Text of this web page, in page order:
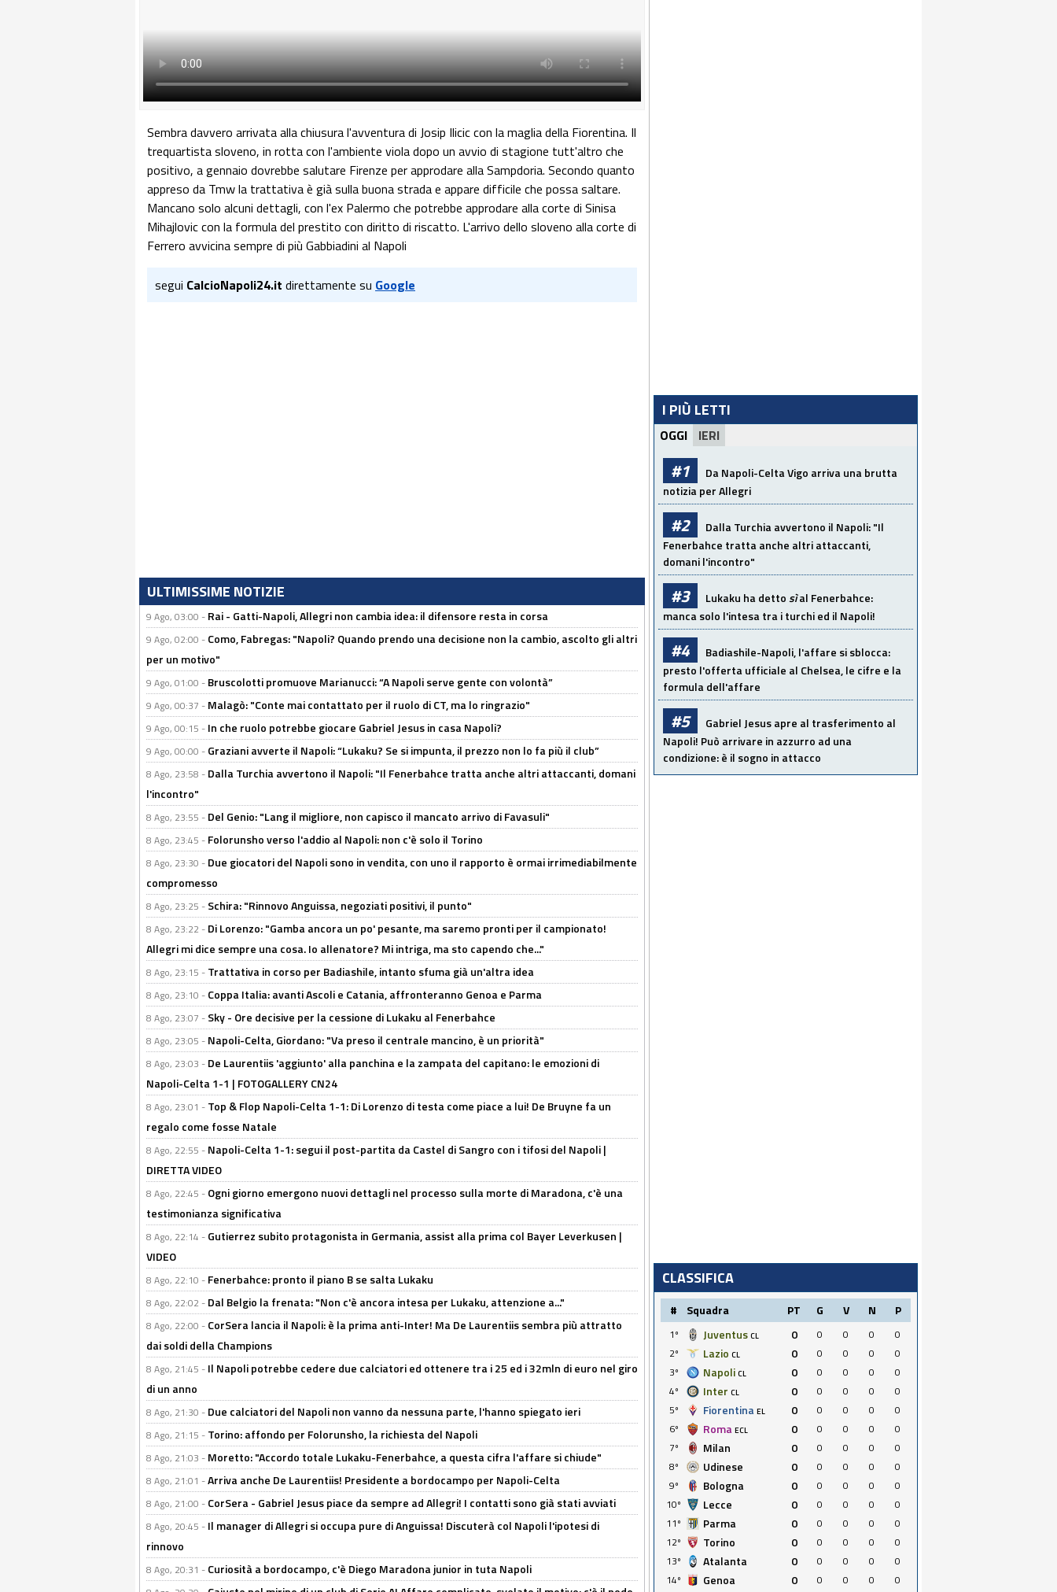
Sembra davvero arrivata alla chiusura l'avventura di Josip Ilicic con la maglia della Fiorentina. Il
trequartista sloveno, in rotta con l'ambiente viola dopo un avvio di stagione tutt'altro che
positivo, a gennaio dovrebbe salutare Firenze per approdare alla Sampdoria. Secondo quanto
appreso da Tmw la trattativa è già sulla buona strada e appare difficile che possa saltare.
Mancano solo alcuni dettagli, con l'ex Palermo che potrebbe approdare alla corte di Sinisa
Mihajlovic con la formula del prestito con diritto di riscatto. L'arrivo dello sloveno alla corte di
Ferrero avvicina sempre di più Gabbiadini al Napoli
segui CalcioNapoli24.it direttamente su Google
ULTIMISSIME NOTIZIE
9 Ago, 03:00 - Rai - Gatti-Napoli, Allegri non cambia idea: il difensore resta in corsa
9 Ago, 02:00 - Como, Fabregas: "Napoli? Quando prendo una decisione non la cambio, ascolto gli altri
per un motivo"
9 Ago, 01:00 - Bruscolotti promuove Marianucci: “A Napoli serve gente con volontà”
9 Ago, 00:37 - Malagò: "Conte mai contattato per il ruolo di CT, ma lo ringrazio"
9 Ago, 00:15 - In che ruolo potrebbe giocare Gabriel Jesus in casa Napoli?
9 Ago, 00:00 - Graziani avverte il Napoli: “Lukaku? Se si impunta, il prezzo non lo fa più il club”
8 Ago, 23:58 - Dalla Turchia avvertono il Napoli: "Il Fenerbahce tratta anche altri attaccanti, domani
l'incontro"
8 Ago, 23:55 - Del Genio: "Lang il migliore, non capisco il mancato arrivo di Favasuli"
8 Ago, 23:45 - Folorunsho verso l'addio al Napoli: non c'è solo il Torino
8 Ago, 23:30 - Due giocatori del Napoli sono in vendita, con uno il rapporto è ormai irrimediabilmente
compromesso
8 Ago, 23:25 - Schira: "Rinnovo Anguissa, negoziati positivi, il punto"
8 Ago, 23:22 - Di Lorenzo: "Gamba ancora un po' pesante, ma saremo pronti per il campionato!
Allegri mi dice sempre una cosa. Io allenatore? Mi intriga, ma sto capendo che..."
8 Ago, 23:15 - Trattativa in corso per Badiashile, intanto sfuma già un'altra idea
8 Ago, 23:10 - Coppa Italia: avanti Ascoli e Catania, affronteranno Genoa e Parma
8 Ago, 23:07 - Sky - Ore decisive per la cessione di Lukaku al Fenerbahce
8 Ago, 23:05 - Napoli-Celta, Giordano: "Va preso il centrale mancino, è un priorità"
8 Ago, 23:03 - De Laurentiis 'aggiunto' alla panchina e la zampata del capitano: le emozioni di
Napoli-Celta 1-1 | FOTOGALLERY CN24
8 Ago, 23:01 - Top & Flop Napoli-Celta 1-1: Di Lorenzo di testa come piace a lui! De Bruyne fa un
regalo come fosse Natale
8 Ago, 22:55 - Napoli-Celta 1-1: segui il post-partita da Castel di Sangro con i tifosi del Napoli |
DIRETTA VIDEO
8 Ago, 22:45 - Ogni giorno emergono nuovi dettagli nel processo sulla morte di Maradona, c'è una
testimonianza significativa
8 Ago, 22:14 - Gutierrez subito protagonista in Germania, assist alla prima col Bayer Leverkusen |
VIDEO
8 Ago, 22:10 - Fenerbahce: pronto il piano B se salta Lukaku
8 Ago, 22:02 - Dal Belgio la frenata: "Non c'è ancora intesa per Lukaku, attenzione a..."
8 Ago, 22:00 - CorSera lancia il Napoli: è la prima anti-Inter! Ma De Laurentiis sembra più attratto
dai soldi della Champions
8 Ago, 21:45 - Il Napoli potrebbe cedere due calciatori ed ottenere tra i 25 ed i 32mln di euro nel giro
di un anno
8 Ago, 21:30 - Due calciatori del Napoli non vanno da nessuna parte, l'hanno spiegato ieri
8 Ago, 21:15 - Torino: affondo per Folorunsho, la richiesta del Napoli
8 Ago, 21:03 - Moretto: "Accordo totale Lukaku-Fenerbahce, a questa cifra l'affare si chiude"
8 Ago, 21:01 -Arriva anche De Laurentiis! Presidente a bordocampo per Napoli-Celta
8 Ago, 21:00 - CorSera - Gabriel Jesus piace da sempre ad Allegri! I contatti sono già stati avviati
8 Ago, 20:45 - Il manager di Allegri si occupa pure di Anguissa! Discuterà col Napoli l'ipotesi di
rinnovo
8 Ago, 20:31 - Curiosità a bordocampo, c'è Diego Maradona junior in tuta Napoli
I PIÙ LETTI
OGGI IERI
#1
Da Napoli-Celta Vigo arriva una brutta
notizia per Allegri
#2
Dalla Turchia avvertono il Napoli: "Il
Fenerbahce tratta anche altri attaccanti,
domani l'incontro"
#3 Lukaku ha dettosìal Fenerbahce:
manca solo l'intesa tra i turchi ed il Napoli!
#4
Badiashile-Napoli, l'affare si sblocca:
presto l'offerta ufficiale al Chelsea, le cifre e la
formula dell'affare
#5
Gabriel Jesus apre al trasferimento al
Napoli! Può arrivare in azzurro ad una
condizione: è il sogno in attacco
CLASSIFICA
# Squadra PT G V N P
1º Juventus CL 0 0 0 0
0
2º
Lazio CL 0 0 0 0
0
3º
Napoli CL 0 0 0 0
0
4º
Inter CL 0 0 0 0
0
5º
Fiorentina EL 0 0 0 0
0
6º
Roma ECL 0 0 0 0
0
7º
Milan 0 0 0 0
0
8º
Udinese 0 0 0 0
0
9º
Bologna 0 0 0 0
0
10º
Lecce 0 0 0 0
0
11º
Parma 0 0 0 0
0
12º
Torino 0 0 0 0
0
13º
Atalanta 0 0 0 0
0
14º
Genoa 0 0 0 0
0